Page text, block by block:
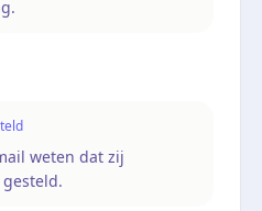
weten dat zij